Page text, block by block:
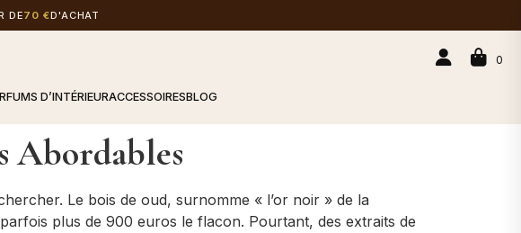
DE70 €D'ACHAT
0
D’INTÉRIEURACCESSOIRESBLOG
Abordables
Le bois de oud, surnomme « l’or noir » de la
plus de 900 euros le flacon. Pourtant, des extraits de